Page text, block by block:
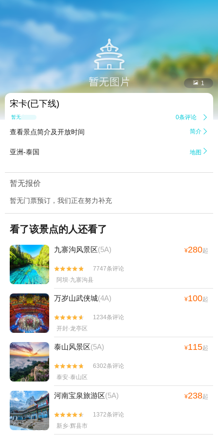
 1
宋卡(已下线)
暂无点评 0条评论 
查看景点简介及开放时间 简介 
亚洲-泰国 地图 
暂无报价
暂无门票预订，我们正在努力补充
看了该景点的人还看了
九寨沟风景区(5A) ¥280起


7747条评论
阿坝·九寨沟县
万岁山武侠城(4A) ¥100起


1234条评论
开封·龙亭区
泰山风景区(5A) ¥115起


6302条评论
泰安·泰山区
河南宝泉旅游区(5A) ¥238起


1372条评论
新乡·辉县市